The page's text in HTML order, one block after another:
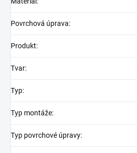
Povrchová úprava:
Produkt:
Tvar:
Typ:
Typ montáže:
Typ povrchové úpravy: